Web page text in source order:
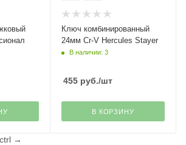
Ключ комбинированный
24мм Cr-V Hercules Stayer
В наличии: 3
455руб./шт
В КОРЗИНУ
ctrl →